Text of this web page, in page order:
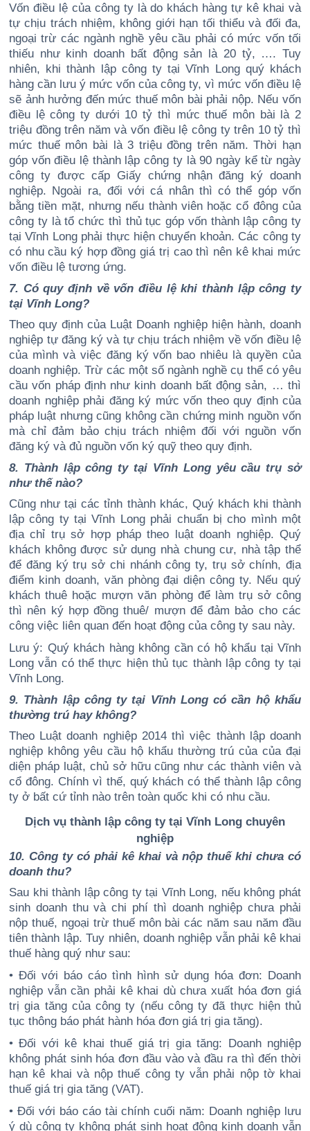
Vốn điều lệ của công ty là do khách hàng tự kê khai và
tự chịu trách nhiệm, không giới hạn tối thiểu và đối đa,
ngoại trừ các ngành nghề yêu cầu phải có mức vốn tối
thiếu như kinh doanh bất động sản là 20 tỷ, …. Tuy
nhiên, khi thành lập công ty tại Vĩnh Long quý khách
hàng cần lưu ý mức vốn của công ty, vì mức vốn điều lệ
sẽ ảnh hưởng đến mức thuế môn bài phải nộp. Nếu vốn
điều lệ công ty dưới 10 tỷ thì mức thuế môn bài là 2
triệu đồng trên năm và vốn điều lệ công ty trên 10 tỷ thì
mức thuế môn bài là 3 triệu đồng trên năm. Thời hạn
góp vốn điều lệ thành lập công ty là 90 ngày kể từ ngày
công ty được cấp Giấy chứng nhận đăng ký doanh
nghiệp. Ngoài ra, đối với cá nhân thì có thể góp vốn
bằng tiền mặt, nhưng nếu thành viên hoặc cổ đông của
công ty là tổ chức thì thủ tục góp vốn thành lập công ty
tại Vĩnh Long phải thực hiện chuyển khoản. Các công ty
có nhu cầu ký hợp đồng giá trị cao thì nên kê khai mức
vốn điều lệ tương ứng.
7. Có quy định về vốn điều lệ khi thành lập công ty
tại Vĩnh Long?
Theo quy định của Luật Doanh nghiệp hiện hành, doanh
nghiệp tự đăng ký và tự chịu trách nhiệm về vốn điều lệ
của mình và việc đăng ký vốn bao nhiêu là quyền của
doanh nghiệp. Trừ các một số ngành nghề cụ thể có yêu
cầu vốn pháp định như kinh doanh bất động sản, … thì
doanh nghiệp phải đăng ký mức vốn theo quy định của
pháp luật nhưng cũng không cần chứng minh nguồn vốn
mà chỉ đảm bảo chịu trách nhiệm đối với nguồn vốn
đăng ký và đủ nguồn vốn ký quỹ theo quy định.
8. Thành lập công ty tại Vĩnh Long yêu cầu trụ sở
như thế nào?
Cũng như tại các tỉnh thành khác, Quý khách khi thành
lập công ty tại Vĩnh Long phải chuẩn bị cho mình một
địa chỉ trụ sở hợp pháp theo luật doanh nghiệp. Quý
khách không được sử dụng nhà chung cư, nhà tập thể
để đăng ký trụ sở chi nhánh công ty, trụ sở chính, địa
điểm kinh doanh, văn phòng đại diện công ty. Nếu quý
khách thuê hoặc mượn văn phòng để làm trụ sở công
thì nên ký hợp đồng thuê/ mượn để đảm bảo cho các
công việc liên quan đến hoạt động của công ty sau này.
Lưu ý: Quý khách hàng không cần có hộ khẩu tại Vĩnh
Long vẫn có thể thực hiện thủ tục thành lập công ty tại
Vĩnh Long.
9. Thành lập công ty tại Vĩnh Long có cần hộ khẩu
thường trú hay không?
Theo Luật doanh nghiệp 2014 thì việc thành lập doanh
nghiệp không yêu cầu hộ khẩu thường trú của của đại
diện pháp luật, chủ sở hữu cũng như các thành viên và
cổ đông. Chính vì thế, quý khách có thể thành lập công
ty ở bất cứ tỉnh nào trên toàn quốc khi có nhu cầu.
Dịch vụ thành lập công ty tại Vĩnh Long chuyên
nghiệp
10. Công ty có phải kê khai và nộp thuế khi chưa có
doanh thu?
Sau khi thành lập công ty tại Vĩnh Long, nếu không phát
sinh doanh thu và chi phí thì doanh nghiệp chưa phải
nộp thuế, ngoại trừ thuế môn bài các năm sau năm đầu
tiên thành lập. Tuy nhiên, doanh nghiệp vẫn phải kê khai
thuế hàng quý như sau:
• Đối với báo cáo tình hình sử dụng hóa đơn: Doanh
nghiệp vẫn cần phải kê khai dù chưa xuất hóa đơn giá
trị gia tăng của công ty (nếu công ty đã thực hiện thủ
tục thông báo phát hành hóa đơn giá trị gia tăng).
• Đối với kê khai thuế giá trị gia tăng: Doanh nghiệp
không phát sinh hóa đơn đầu vào và đầu ra thì đến thời
hạn kê khai và nộp thuế công ty vẫn phải nộp tờ khai
thuế giá trị gia tăng (VAT).
• Đối với báo cáo tài chính cuối năm: Doanh nghiệp lưu
ý dù công ty không phát sinh hoạt động kinh doanh vẫn